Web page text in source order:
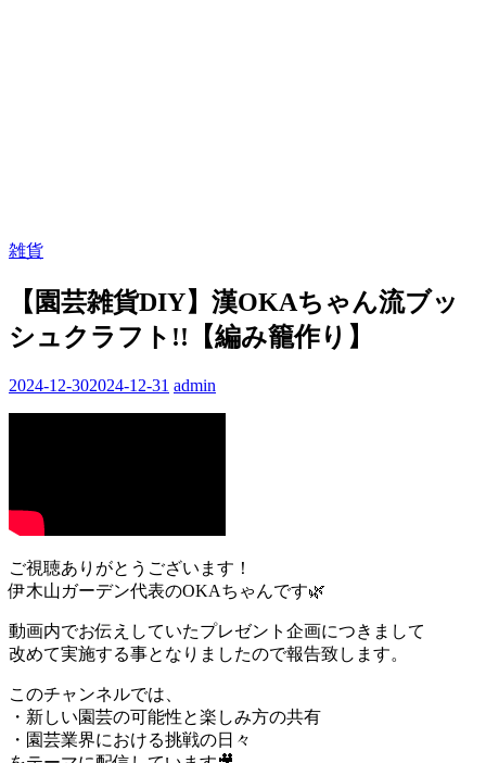
雑貨
【園芸雑貨DIY】漢OKAちゃん流ブッ
シュクラフト!!【編み籠作り】
2024-12-302024-12-31 admin
ご視聴ありがとうございます！
伊木山ガーデン代表のOKAちゃんです🌿
動画内でお伝えしていたプレゼント企画につきまして
改めて実施する事となりましたので報告致します。
このチャンネルでは、
・新しい園芸の可能性と楽しみ方の共有
・園芸業界における挑戦の日々